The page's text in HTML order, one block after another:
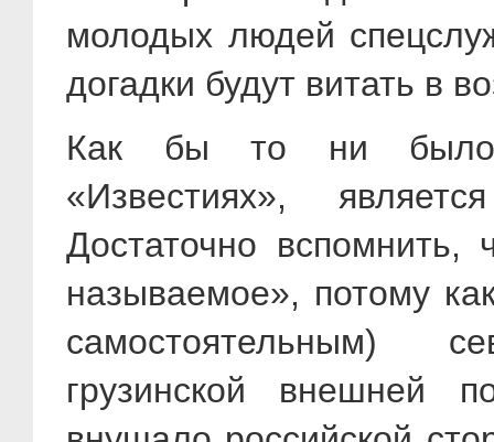
молодых людей
догадки будут витать в
Как бы то ни было,
«Известиях»,
Достаточно вспомнить,
называемое», потому
самостоятельным)
грузинской внешней